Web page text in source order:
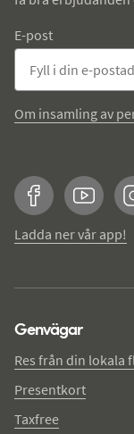
E-post
Om insamling av
Facebook
Ladda ner vår app!
Genvägar
Res från din lokala
Presentkort
Taxfree